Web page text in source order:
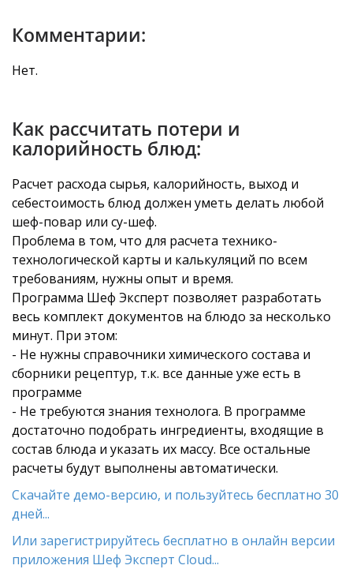
Комментарии:
Нет.
Как рассчитать потери и
калорийность блюд:
Расчет расхода сырья, калорийность, выход и
себестоимость блюд должен уметь делать любой
шеф-повар или су-шеф.
Проблема в том, что для расчета технико-
технологической карты и калькуляций по всем
требованиям, нужны опыт и время.
Программа Шеф Эксперт позволяет разработать
весь комплект документов на блюдо за несколько
минут. При этом:
- Не нужны справочники химического состава и
сборники рецептур, т.к. все данные уже есть в
программе
- Не требуются знания технолога. В программе
достаточно подобрать ингредиенты, входящие в
состав блюда и указать их массу. Все остальные
расчеты будут выполнены автоматически.
Скачайте демо-версию, и пользуйтесь бесплатно 30
дней...
Или зарегистрируйтесь бесплатно в онлайн версии
приложения Шеф Эксперт Cloud...